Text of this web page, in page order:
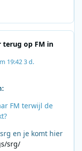
terug op FM in
19:423 d.
FM terwijl de
en je komt hier
srg/